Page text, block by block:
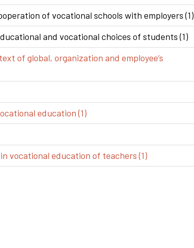
of vocational schools with employers (1)
and vocational choices of students (1)
of global, organization and employee’s
education (1)
vocational education of teachers (1)